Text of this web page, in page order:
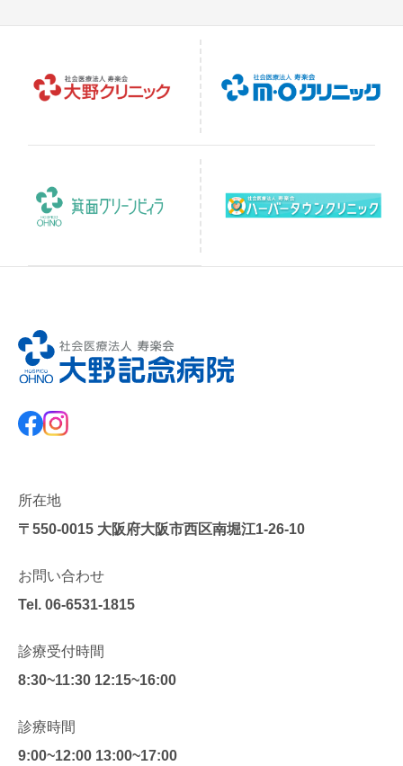
所在地
〒550-0015 大阪府大阪市西区南堀江1-26-10
お問い合わせ
Tel. 06-6531-1815
診療受付時間
8:30~11:30 12:15~16:00
診療時間
9:00~12:00 13:00~17:00